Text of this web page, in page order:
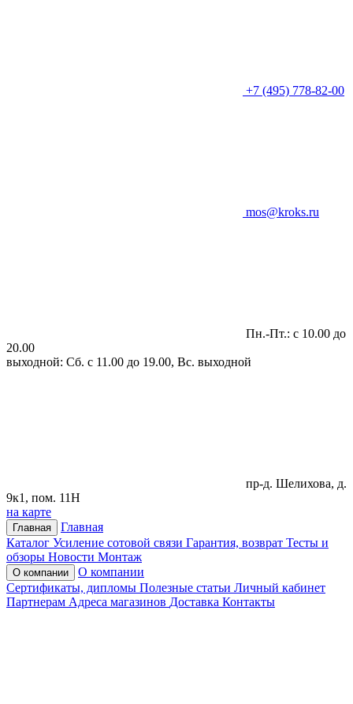
+7 (495) 778-82-00
mos@kroks.ru
Пн.-Пт.: с 10.00 до
20.00
выходной: Сб. с 11.00 до 19.00, Вс. выходной
пр-д. Шелихова, д.
9к1, пом. 11Н
на карте
Главная
Главная
Каталог Усиление сотовой связи Гарантия, возврат Тесты и
обзоры Новости Монтаж
О компании
О компании
Сертификаты, дипломы Полезные статьи Личный кабинет
Партнерам Адреса магазинов Доставка Контакты